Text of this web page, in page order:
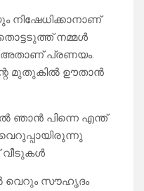
നിഷേധിക്കാനാണ്
തൊട്ടടുത്ത് നമ്മൾ
അതാണ് പ്രണയം.
മുതുകിൽ ഊതാൻ
ഞാൻ പിന്നെ എന്ത്‌
വെറുപ്പായിരുന്നു
വെറും സൗഹൃദം